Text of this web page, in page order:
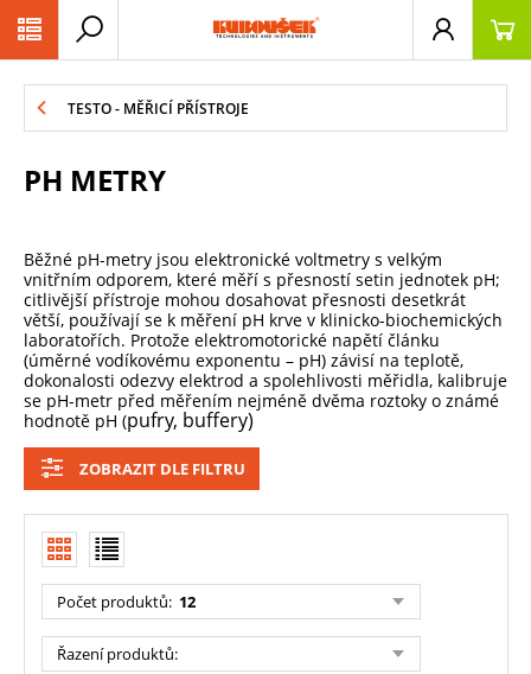
TESTO - MĚŘICÍ PŘÍSTROJE
PH METRY
Běžné pH-metry jsou elektronické voltmetry s velkým
vnitřním odporem, které měří s přesností setin jednotek pH;
citlivější přístroje mohou dosahovat přesnosti desetkrát
větší, používají se k měření pH krve v klinicko-biochemických
laboratořích. Protože elektromotorické napětí článku
(úměrné vodíkovému exponentu – pH) závisí na teplotě,
dokonalosti odezvy elektrod a spolehlivosti měřidla, kalibruje
se pH-metr před měřením nejméně dvěma roztoky o známé
hodnotě pH (pufry, buffery)
ZOBRAZIT DLE FILTRU
Počet produktů: 12
Řazení produktů: